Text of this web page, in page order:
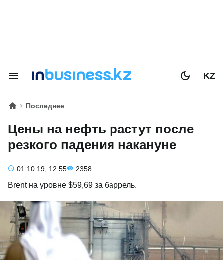
KZ
Последнее
Цены на нефть растут после
резкого падения накануне
01.10.19, 12:55 2358
Brent на уровне $59,69 за баррель.